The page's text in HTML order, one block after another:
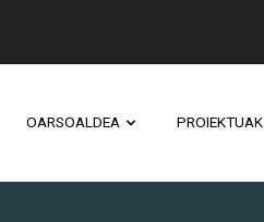
OARSOALDEA PROIEKTUAK